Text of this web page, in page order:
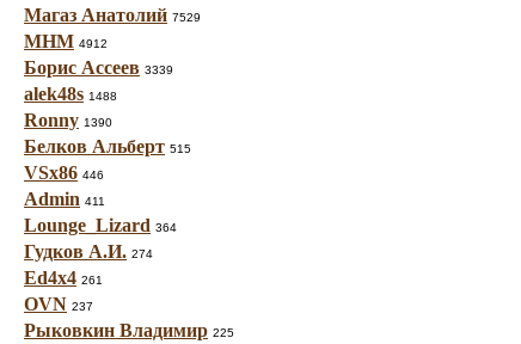
Магаз Анатолий 7529
МНМ 4912
Борис Ассеев 3339
alek48s 1488
Ronny 1390
Белков Альберт 515
VSx86 446
Admin 411
Lounge_Lizard 364
Гудков А.И. 274
Ed4x4 261
OVN 237
Рыковкин Владимир 225